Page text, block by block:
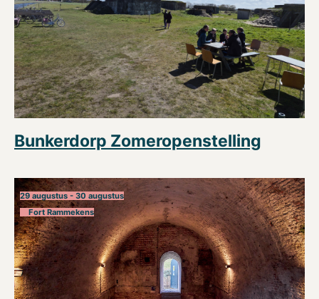
Bunkerdorp Zomeropenstelling
29 augustus - 30 augustus
Fort Rammekens